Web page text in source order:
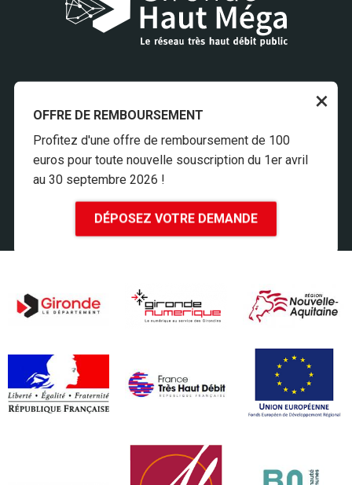
MENTIONS LÉGALES
COOKIES
ACCESSIBILITÉ
×
OFFRE DE REMBOURSEMENT
Profitez d'une offre de remboursement de 100
euros pour toute nouvelle souscription du 1er avril
au 30 septembre 2026 !
DÉPOSEZ VOTRE DEMANDE